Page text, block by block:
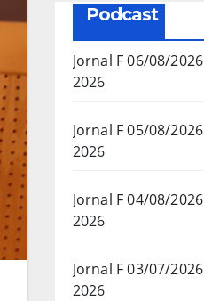
Podcast
Jornal F 06/08/2026
2026
Jornal F 05/08/2026
2026
Jornal F 04/08/2026
2026
Jornal F 03/07/2026
2026